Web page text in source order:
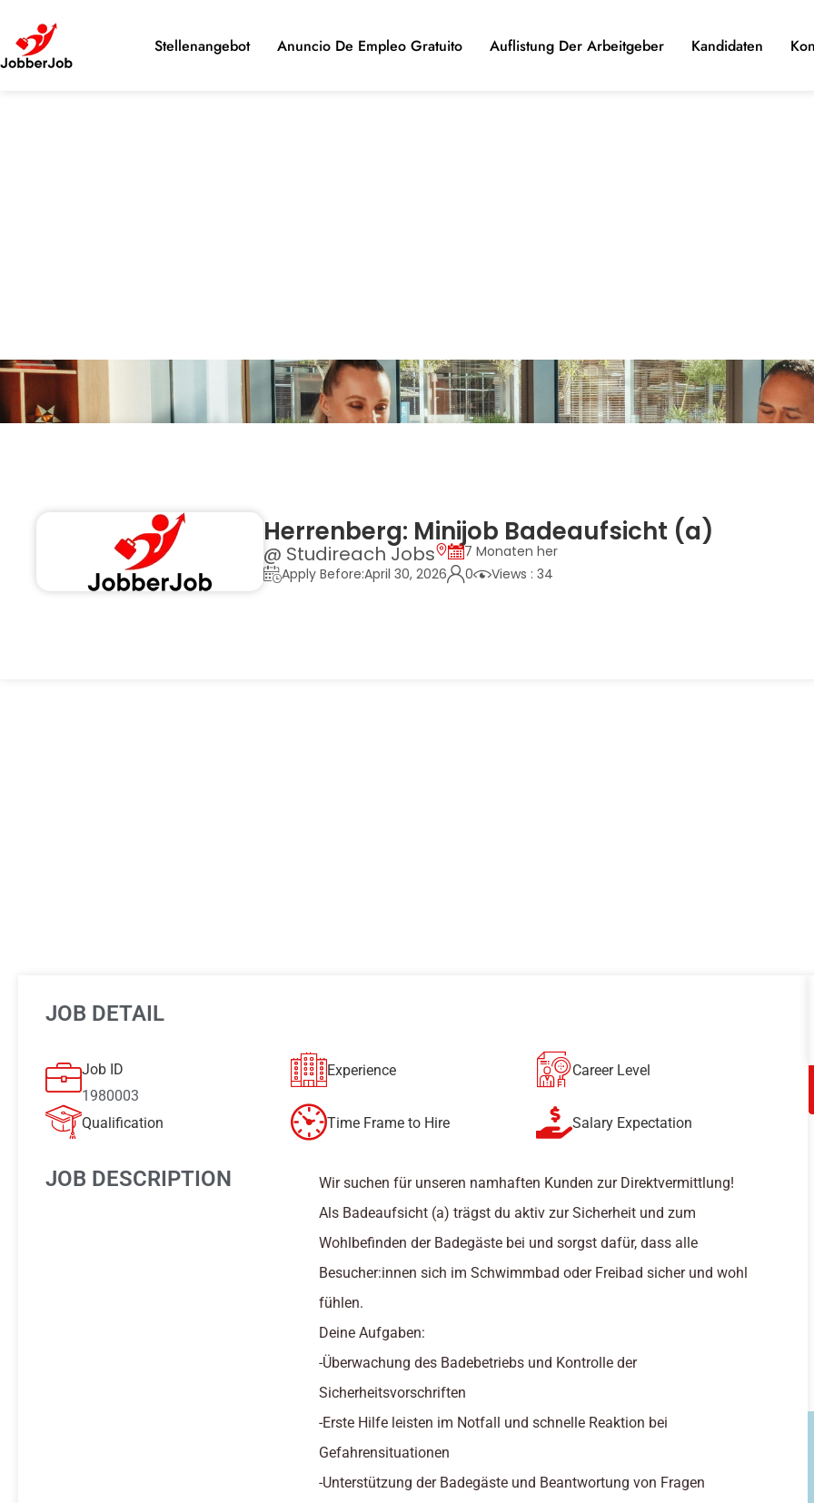
Stellenangebot Anuncio De Empleo Gratuito Auflistung Der Arbeitgeber Kandidaten
Herrenberg: Minijob Badeaufsicht (a)
@ Studireach Jobs
7 Monaten her
Apply Before:April 30, 2026
0 Views : 34
JOB DETAIL
Job ID
1980003
Experience Career Level
Qualification Time Frame to Hire Salary Expectation
JOB DESCRIPTION
Wir suchen für unseren namhaften Kunden zur Direktvermittlung!
Als Badeaufsicht (a) trägst du aktiv zur Sicherheit und zum
Wohlbefinden der Badegäste bei und sorgst dafür, dass alle
Besucher:innen sich im Schwimmbad oder Freibad sicher und wohl
fühlen.
Deine Aufgaben:
-Überwachung des Badebetriebs und Kontrolle der
Sicherheitsvorschriften
-Erste Hilfe leisten im Notfall und schnelle Reaktion bei
Gefahrensituationen
-Unterstützung der Badegäste und Beantwortung von Fragen